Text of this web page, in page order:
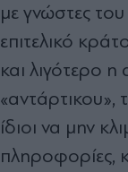
µε γνώστες
επιτελικό
και λιγότερο η
«αντάρτικου»,
ίδιοι να µην
πληροφορίες,